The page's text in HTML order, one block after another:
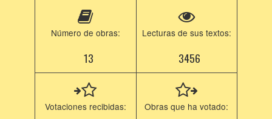
Número de obras:
13
Lecturas de sus textos:
3456
Votaciones recibidas: Obras que ha votado: